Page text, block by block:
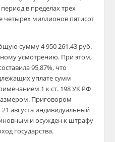
в пределах трех
четырех миллионов пятисот
сумму 4 950 261,43 руб.
усмотрению. При этом,
95,87%, что
уплате сумм
1 к ст. 198 УК РФ
Приговором
21 августа индивидуальный
и осужден к штрафу
государства.